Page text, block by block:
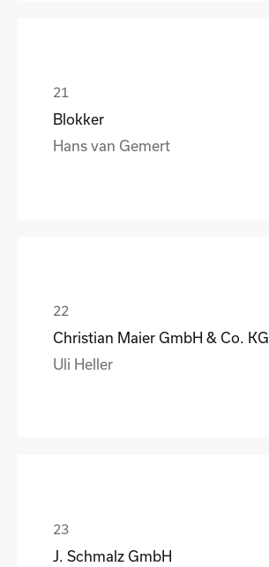
Blokker
Hans van Gemert
Christian Maier GmbH & Co. KG
Uli Heller
J. Schmalz GmbH